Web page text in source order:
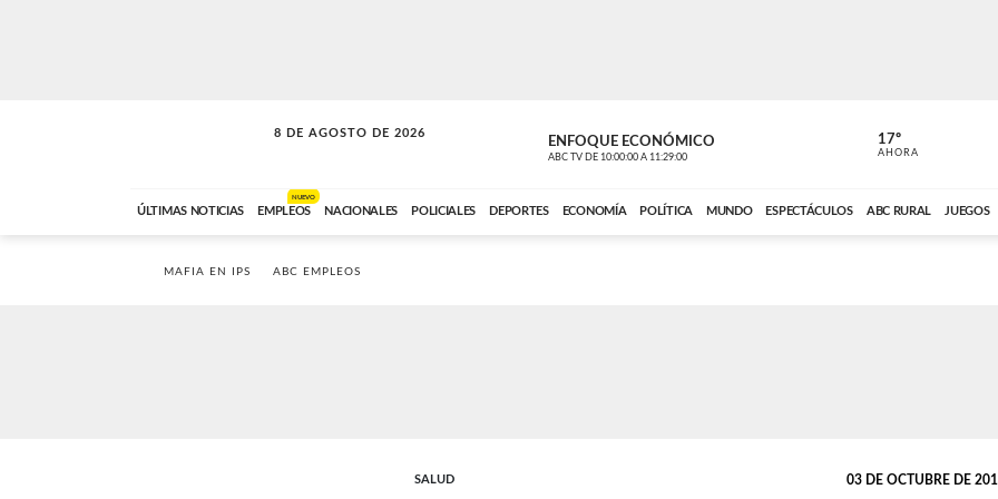
8 DE AGOSTO DE 2026
CONEXIÓN ROMANCE ENFOQUE ECONÓMICO
ABC TV DE 10:00:00 A 11:29:00 ABC CARDINAL
17º
AHORA
ÚLTIMAS NOTICIAS EMPLEOS
NUEVO
NACIONALES POLICIALES DEPORTES ECONOMÍA POLÍTICA MUNDO ESPECTÁCULOS ABC RURAL JUEGOS
MAFIA EN IPS ABC EMPLEOS
SALUD 03 DE OCTUBRE DE